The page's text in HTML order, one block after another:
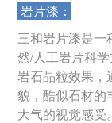
岩片漆：
三和岩片漆是一
然/人工岩片科
岩石晶粒效果，
貌，酷似石材的
大气的视觉感受。